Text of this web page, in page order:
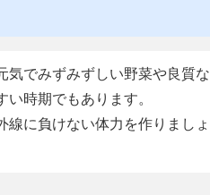
でみずみずしい野菜や良質
時期でもあります。
に負けない体力を作りまし